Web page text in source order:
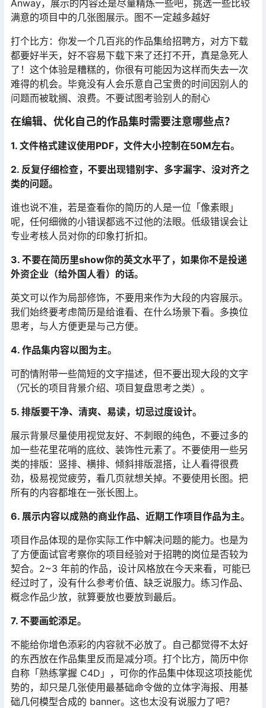
Anway，展示的内容还是尽量精炼一些吧，挑选一些比较
满意的项目中的几张图展示。图不一定越多越好
打个比方：你发一个几百兆的作品集给招聘方，对方下载
都要好半天，好不容易下载下来了还打不开，真是急死人
了！这个体验是糟糕的，你很有可能因为这样而失去一次
难得的机会。毕竟没有人会乐意自己宝贵的时间因别人的
问题而被耽搁、浪费。不要试图考验别人的耐心
在编辑、优化自己的作品集时需要注意哪些点？
1. 文件格式建议使用PDF，文件大小控制在50M左右。
2. 反复仔细检查，不要出现错别字、多字漏字、没对齐之
类的问题。
谁也说不准，若是查看你的简历的人是一位「像素眼」
呢，任何细微的小错误都逃不过他的法眼。低级错误会让
专业考核人员对你的印象打折扣。
3. 不要在简历里show你的英文水平了，如果你不是投递
外资企业（给外国人看）的话。
英文可以作为局部修饰，不要用来作为大段的内容展示。
我们始终要考虑简历是给谁看、在什么场景下看。多换位
思考，与人方便更是与己方便。
4. 作品集内容以图为主。
可酌情附带一些简短的文字描述，但不要出现大段的文字
（冗长的项目背景介绍、项目复盘思考之类）。
5. 排版要干净、清爽、易读，切忌过度设计。
展示背景尽量使用视觉友好、不刺眼的纯色，不要过多的
加一些花里花哨的底纹、装饰性元素了。不要使用一些另
类的排版：竖排、横排、倾斜排版混搭，让人看得很费
劲，极易视觉疲劳，看几页就想关掉。不要使用长图。把
所有的内容都堆在一张长图上。
6. 展示内容以成熟的商业作品、近期工作项目作品为主。
项目作品体现的是你实际工作中解决问题的能力。也是为
了方便面试官考察你的项目经验对于招聘的岗位是否较为
契合。2~3 年前的作品，设计风格放在今天来看，可能已
经过时了，没有什么参考价值、缺乏说服力。练习作品、
概念作品少放，就算要放也要放到最后。
7. 不要画蛇添足。
不能给你增色添彩的内容就不必放了。自己都觉得不太好
的东西放在作品集里反而是减分项。打个比方，简历中你
自称「熟练掌握 C4D」，可你的作品集中体现这项技能优
势的，却只是几张使用最基础命令做的立体字海报、用基
础几何模型合成的 banner。这也太没有说服力了吧？